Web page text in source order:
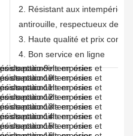
2. Résistant aux intempéries,
antirouille, respectueux de
3. Haute qualité et prix
4. Bon service en ligne